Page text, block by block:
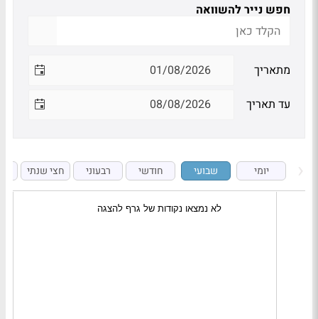
חפש נייר להשוואה
מתאריך
עד תאריך
יומי שבועי חודשי רבעוני חצי שנתי